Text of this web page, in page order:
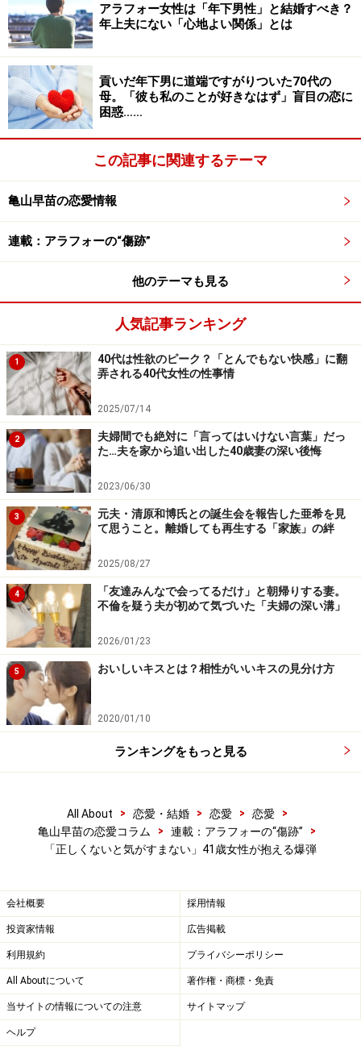
がきついからと料理もろくにしない。それでいて、友だ
ちとせっせと旅行には行ってる。母もそろそろ70歳にな
りますから、好きなように暮らしてもいいとは思うけ
ど、最低限の家事はやってよねと思うところもあって。
こっちは食費を払ってるんだから。
――いっそ食費を払わずに、それぞれで食事をとるという
手もありますよね。
マユ：まあね。でも母は、一緒に夕食をとりたがるんで
すよね。ほとんど出来合いのものばかりだけど！
――マユさんや妹さんは料理しないんですか？
マユ：私は週末はやりますよ。妹は無理。母と同じで、
冷凍か出来合いのおそうざいかという人だから。私が作
るとふたりとも喜んでくれるんですが、ときどき、「ど
うして私にばかりやらせるのよ」と思いますね。
――ふたりとも、マユさんが頼りなのかしら。
マユ：そう言いますけど、一方で、本当にふたりとも身
勝手。妹はいい年して、適当なアルバイトしかしない
し、男と外泊しては帰ってこないし、母はそんな妹に意
見するわけでもないし……。
んと生きようとしないのって、私はいつも説教ばかりし
ています 。
会社の若い社員にも腹を立て、叱りつけて
しまう
――会社でもそうなんですか？
から、どうしても腹が立ってしまって。コピーの取り方
ひとつとっても、頼んだほうの意図をきちんとくみ取ら
ない。すべてそうですよね。仕事を頼まれて意図がわか
らなかったら、「なんのためにこれをするんですか」と
ひと言聞いてくれればいいのに、それをしないから、言
われたことしかできない。そんなことだから、重要な仕
事だと説明してもリアクションが薄い。なにより、仕事
アラフォー女性は「年下男性」と結婚すべき？
年上夫にない「心地よい関係」とは
貢いだ年下男に道端ですがりついた70代の
母。「彼も私のことが好きなはず」盲目の恋に
困惑……
この記事に関連するテーマ
亀山早苗の恋愛情報
連載：アラフォーの“傷跡”
他のテーマも見る
人気記事ランキング
1
40代は性欲のピーク？「とんでもない快感」に翻
弄される40代女性の性事情
2025/07/14
2
夫婦間でも絶対に「言ってはいけない言葉」だっ
た…夫を家から追い出した40歳妻の深い後悔
2023/06/30
3
元夫・清原和博氏との誕生会を報告した亜希を見
て思うこと。離婚しても再生する「家族」の絆
2025/08/27
4
「友達みんなで会ってるだけ」と朝帰りする妻。
不倫を疑う夫が初めて気づいた「夫婦の深い溝」
2026/01/23
5 おいしいキスとは？相性がいいキスの見分け方
2020/01/10
ランキングをもっと見る
All About > 恋愛・結婚 > 恋愛 > 恋愛
>
亀山早苗の恋愛コラム
> 連載：アラフォーの“傷跡”
>
「正しくないと気がすまない」41歳女性が抱える爆弾
会社概要 採用情報
投資家情報 広告掲載
利用規約 プライバシーポリシー
All Aboutについて 著作権・商標・免責
当サイトの情報についての注意 サイトマップ
ヘルプ